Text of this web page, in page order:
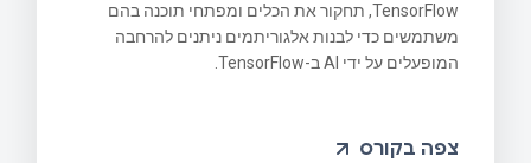
TensorFlow, תחקור את הכלים ומפתחי תוכנה בהם
משתמשים כדי לבנות אלגוריתמים ניתנים להרחבה
המופעלים על ידי AI ב-TensorFlow.
צפה בקורס